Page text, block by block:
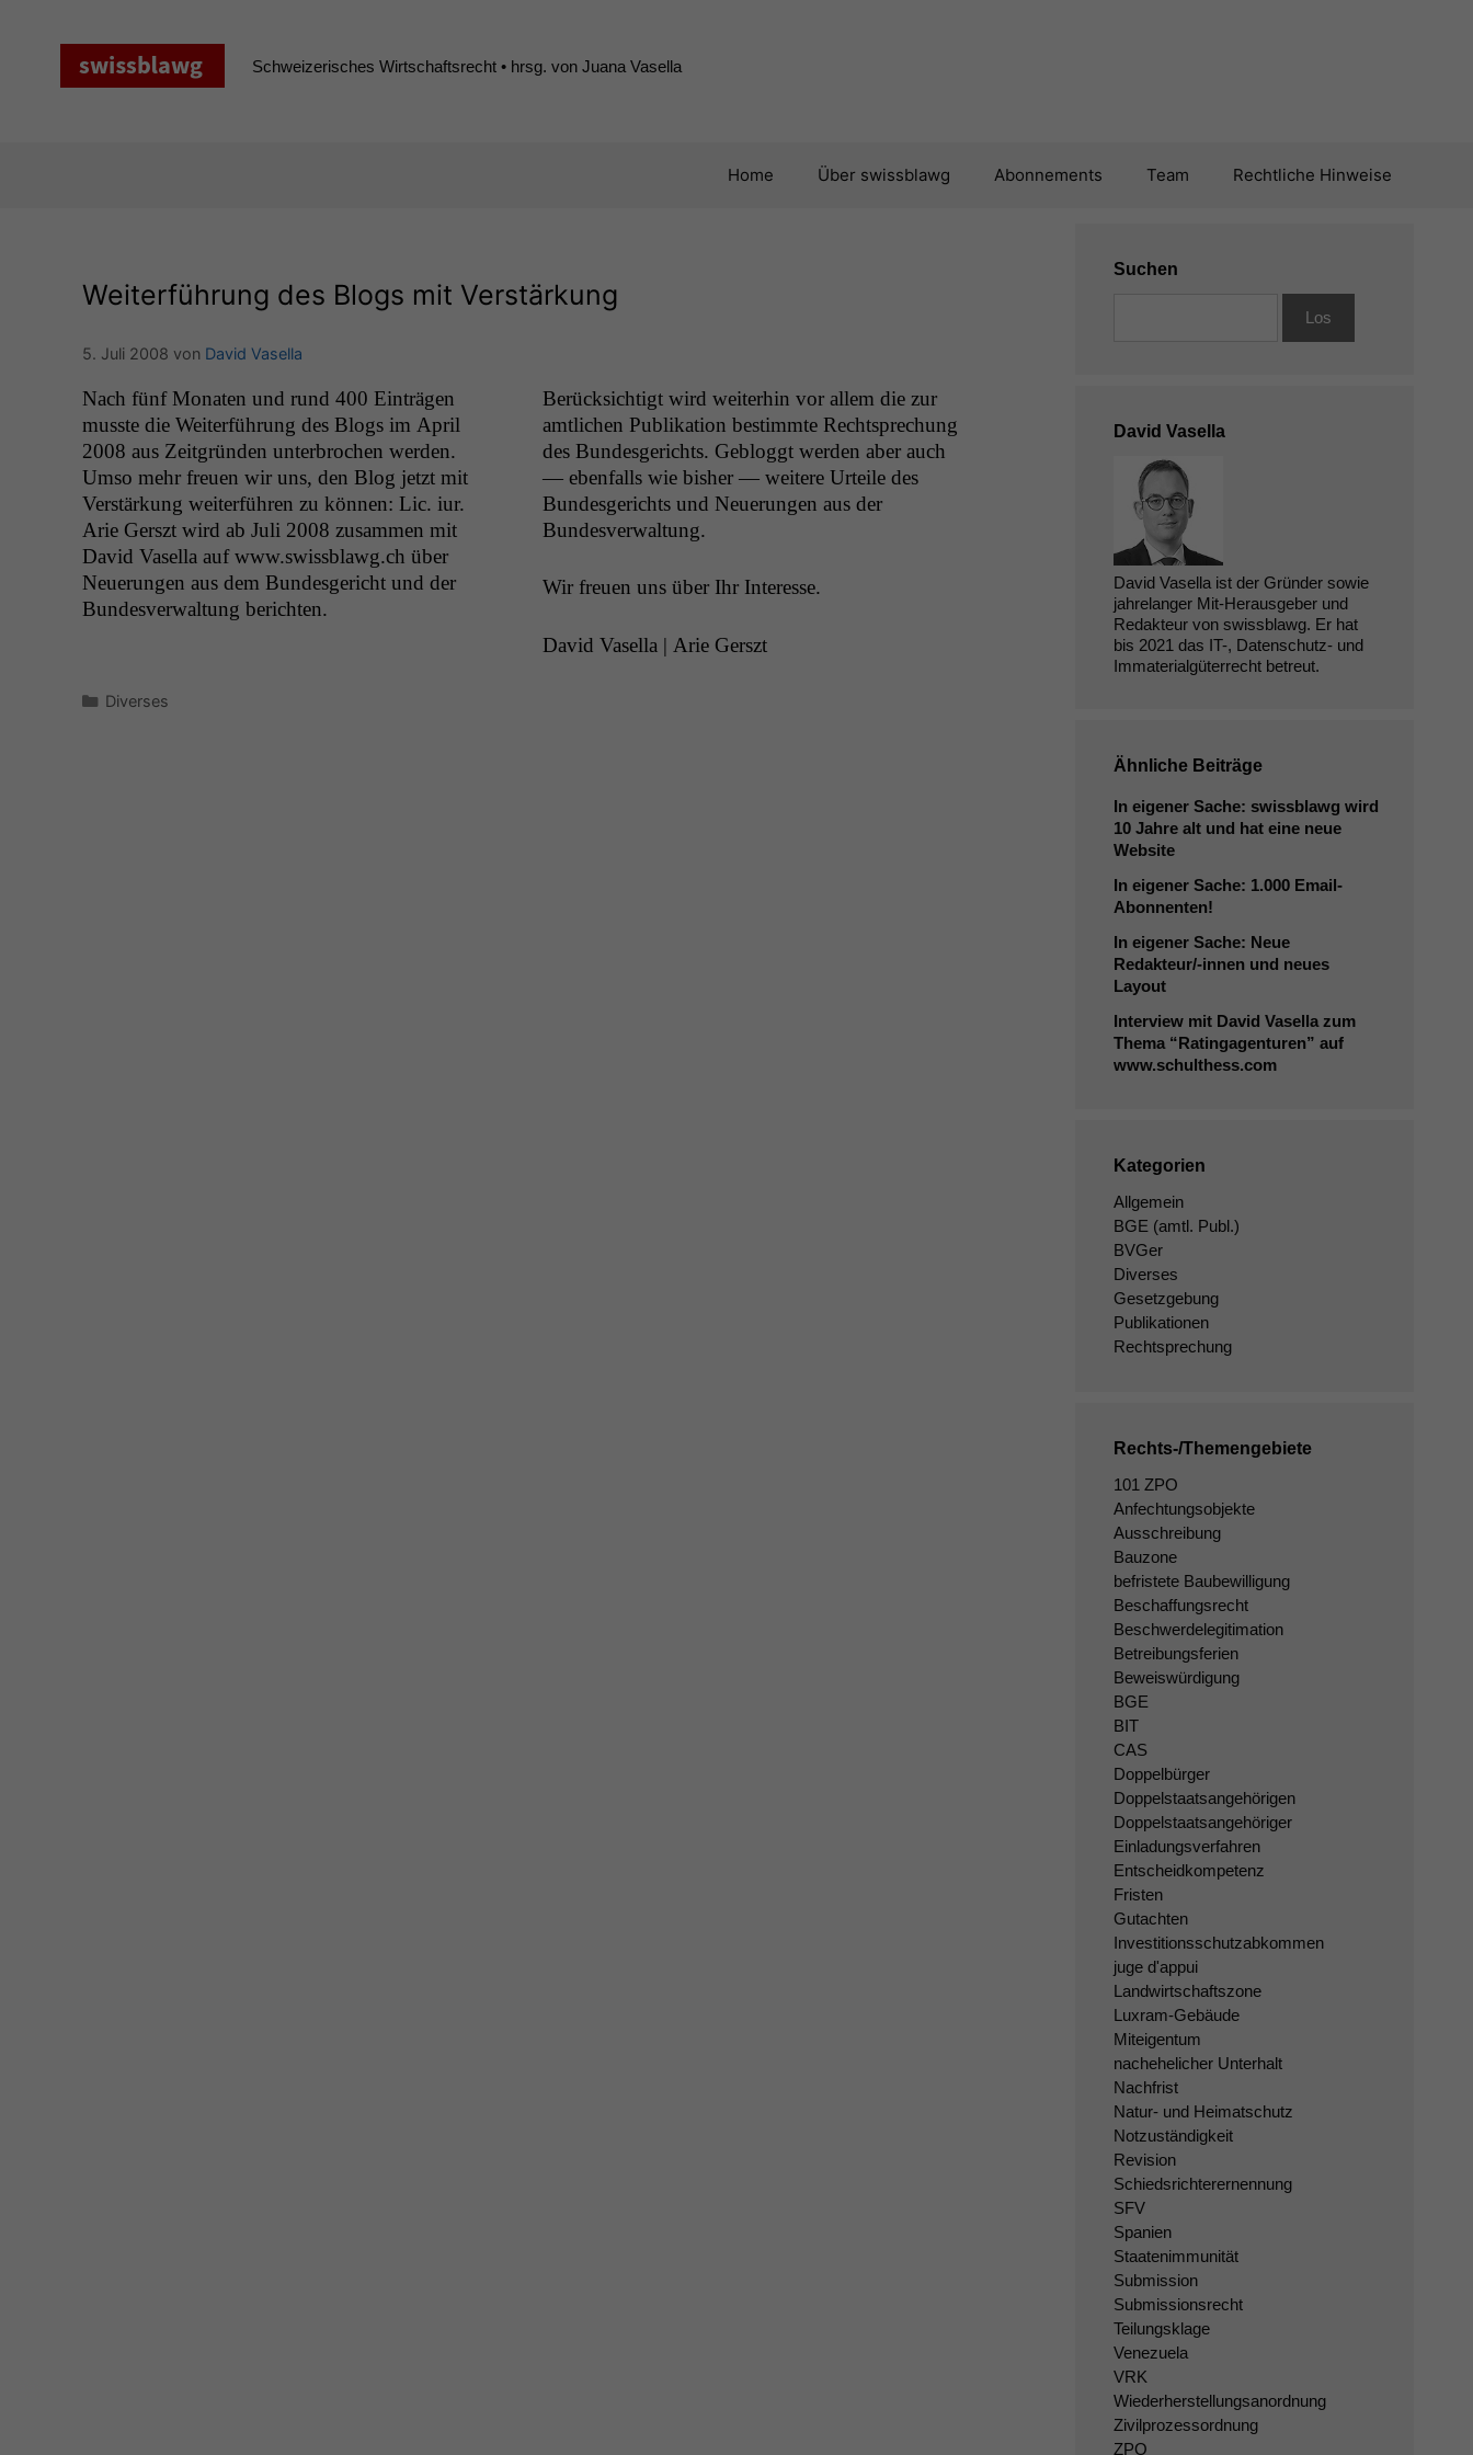
Schweizerisches Wirtschaftsrecht • hrsg. von Juana Vasella
Home Über swissblawg Abonnements Team Rechtliche Hinweise
Weiterführung des Blogs mit Verstärkung
5. Juli 2008 von David Vasella
Nach fünf Monat­en und rund 400 Ein­trä­gen
musste die Weit­er­führung des Blogs im April
2008 aus Zeit­grün­den unter­brochen wer­den.
Umso mehr freuen wir uns, den Blog jet­zt mit
Ver­stärkung weit­er­führen zu kön­nen: Lic. iur.
Arie Ger­szt wird ab Juli 2008 zusam­men mit
David Vasel­la auf www.swissblawg.ch über
Neuerun­gen aus dem Bun­des­gericht und der
Bun­desver­wal­tung berichten.
Berück­sichtigt wird weit­er­hin vor allem die zur
amtlichen Pub­lika­tion bes­timmte Recht­sprechung
des Bun­des­gerichts. Geblog­gt wer­den aber auch
— eben­falls wie bish­er — weit­ere Urteile des
Bun­des­gerichts und Neuerun­gen aus der
Bundesverwaltung.
Wir freuen uns über Ihr Interesse.
David Vasel­la | Arie Gerszt
Kategorien
Diverses
Suchen
David Vasella
David Vasella ist der Gründer sowie
jahrelanger Mit-Herausgeber und
Redakteur von swissblawg. Er hat
bis 2021 das IT-, Datenschutz- und
Immaterialgüterrecht betreut.
Ähnliche Beiträge
In eigener Sache: swissblawg wird
10 Jahre alt und hat eine neue
Website
In eigener Sache: 1.000 Email-
Abonnenten!
In eigener Sache: Neue
Redakteur/-innen und neues
Layout
Interview mit David Vasella zum
Thema “Ratingagenturen” auf
www.schulthess.com
Kategorien
Allgemein
BGE (amtl. Publ.)
BVGer
Diverses
Gesetzgebung
Publikationen
Rechtsprechung
Rechts-/Themengebiete
101 ZPO
Anfechtungsobjekte
Ausschreibung
Bauzone
befristete Baubewilligung
Beschaffungsrecht
Beschwerdelegitimation
Betreibungsferien
Beweiswürdigung
BGE
BIT
CAS
Doppelbürger
Doppelstaatsangehörigen
Doppelstaatsangehöriger
Einladungsverfahren
Entscheidkompetenz
Fristen
Gutachten
Investitionsschutzabkommen
juge d'appui
Landwirtschaftszone
Luxram-Gebäude
Miteigentum
nachehelicher Unterhalt
Nachfrist
Natur- und Heimatschutz
Notzuständigkeit
Revision
Schiedsrichterernennung
SFV
Spanien
Staatenimmunität
Submission
Submissionsrecht
Teilungsklage
Venezuela
VRK
Wiederherstellungsanordnung
Zivilprozessordnung
ZPO